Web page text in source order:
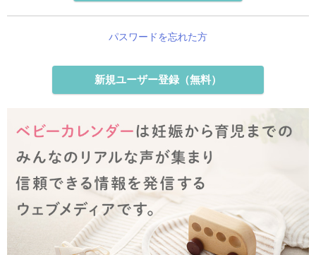
パスワードを忘れた方
新規ユーザー登録（無料）